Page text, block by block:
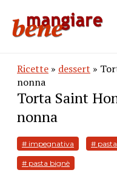
Ricette » dessert »
nonna
Torta Saint
nonna
# impegnativa #
# pasta bignè